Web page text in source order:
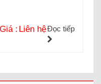
Giá : Liên hệĐọc tiếp